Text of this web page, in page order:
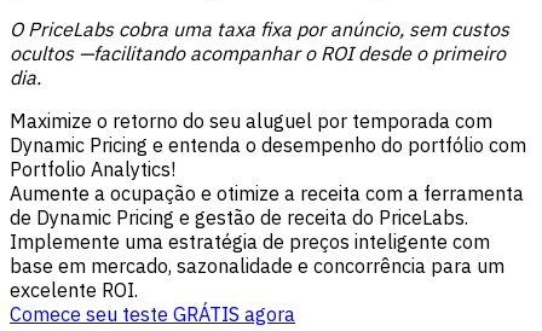
O PriceLabs cobra uma taxa fixa por anúncio, sem custos
ocultos —facilitando acompanhar o ROI desde o primeiro
dia.
Maximize o retorno do seu aluguel por temporada com
Dynamic Pricing e entenda o desempenho do portfólio com
Portfolio Analytics!
Aumente a ocupação e otimize a receita com a ferramenta
de Dynamic Pricing e gestão de receita do PriceLabs.
Implemente uma estratégia de preços inteligente com
base em mercado, sazonalidade e concorrência para um
excelente ROI.
Comece seu teste GRÁTIS agora